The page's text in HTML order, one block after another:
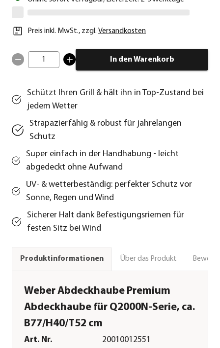
Preis inkl. MwSt., zzgl. Versandkosten
1 In den Warenkorb
Schützt Ihren Grill & hält ihn in Top-Zustand bei
jedem Wetter
Strapazierfähig & robust für jahrelangen
Schutz
Super einfach in der Handhabung - leicht
abgedeckt ohne Aufwand
UV- & wetterbeständig: perfekter Schutz vor
Sonne, Regen und Wind
Sicherer Halt dank Befestigungsriemen für
festen Sitz bei Wind
Produktinformationen Über das Produkt
Weber Abdeckhaube Premium
Abdeckhaube für Q2000N-Serie, ca.
B77/H40/T52 cm
Art. Nr. 20010012551